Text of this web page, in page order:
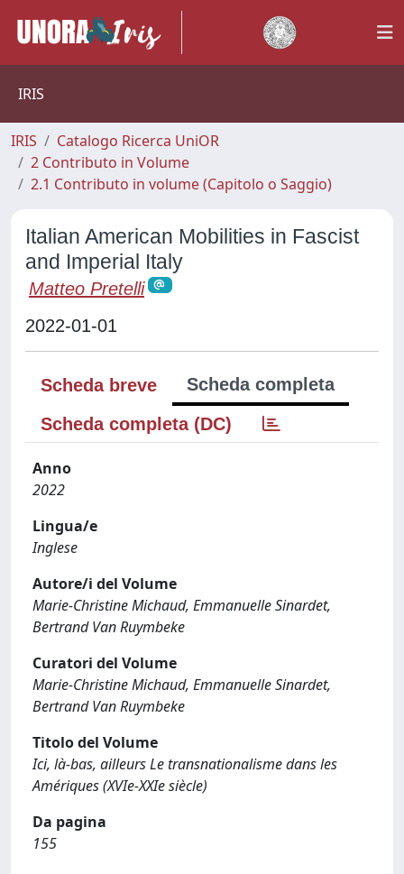
IRIS
IRIS
Catalogo Ricerca UniOR
2 Contributo in Volume
2.1 Contributo in volume (Capitolo o Saggio)
Italian American Mobilities in Fascist
and Imperial Italy
Matteo Pretelli
2022-01-01
Scheda breve
Scheda completa
Scheda completa (DC)
Anno
2022
Lingua/e
Inglese
Autore/i del Volume
Marie-Christine Michaud, Emmanuelle Sinardet,
Bertrand Van Ruymbeke
Curatori del Volume
Marie-Christine Michaud, Emmanuelle Sinardet,
Bertrand Van Ruymbeke
Titolo del Volume
Ici, là-bas, ailleurs Le transnationalisme dans les
Amériques (XVIe-XXIe siècle)
Da pagina
155